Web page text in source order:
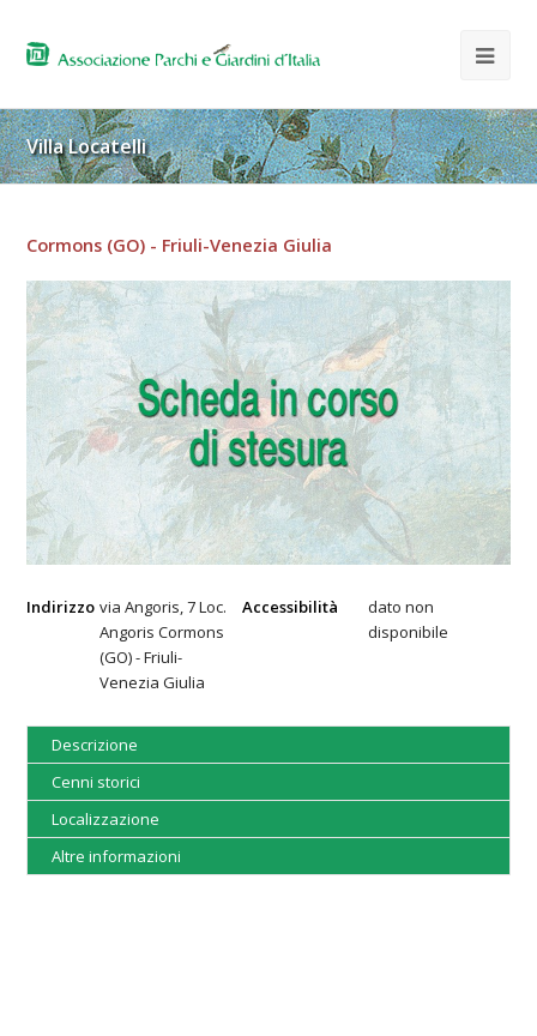
Villa Locatelli
Cormons (GO) - Friuli-Venezia Giulia
Indirizzo via Angoris, 7 Loc.
Angoris Cormons
(GO) - Friuli-
Venezia Giulia
Accessibilità
dato non
disponibile
Descrizione
Cenni storici
Localizzazione
Altre informazioni